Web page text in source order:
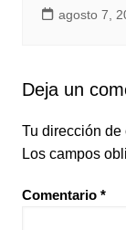
agosto 7,
Deja un
Tu dirección de
Los campos
Comentario *